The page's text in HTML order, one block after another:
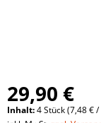
29,90 €
Inhalt:4 Stück (7,48 € /